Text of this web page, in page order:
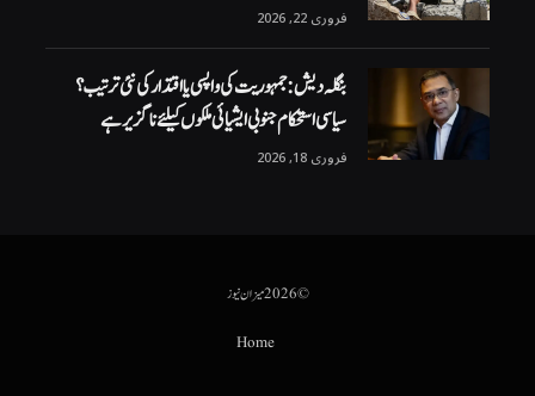
فروری 22, 2026
بنگلہ دیش: جمہوریت کی واپسی یا اقتدار کی نئی ترتیب؟
سیاسی استحکام جنوبی ایشیائی ملکوں کیلئے ناگزیر ہے
فروری 18, 2026
© 2026 میزان نیوز
Home